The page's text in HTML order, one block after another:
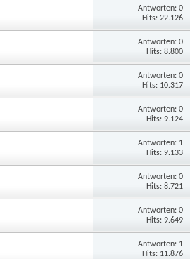
Antworten:0
Hits: 22.126
Antworten:0
Hits: 8.800
Antworten:0
Hits: 10.317
Antworten:0
Hits: 9.124
Antworten: 1
Hits: 9.133
Antworten:0
Hits: 8.721
Antworten:0
Hits: 9.649
Antworten: 1
Hits: 11.876